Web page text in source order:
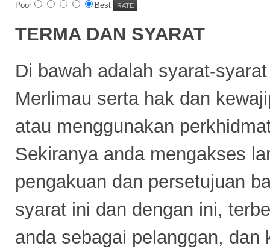
Poor Best
TERMA DAN SYARAT
Di bawah adalah syarat-
Merlimau serta hak dan
atau menggunakan
Sekiranya anda mengakses
pengakuan dan persetujuan
syarat ini dan dengan ini,
anda sebagai pelanggan,